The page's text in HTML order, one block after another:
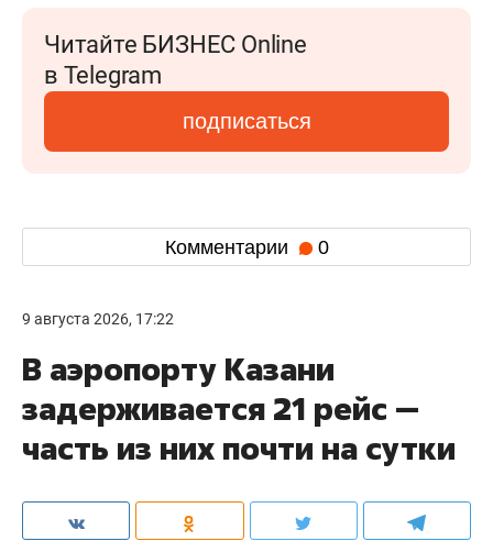
Читайте БИЗНЕС Online
в Telegram
подписаться
Комментарии 0
9 августа 2026, 17:22
В аэропорту Казани
задерживается 21 рейс —
часть из них почти на сутки